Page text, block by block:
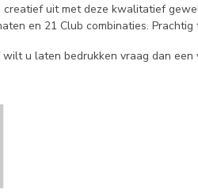
uit met deze kwalitatief
en 21 Club combinaties.
u laten bedrukken vraag dan een